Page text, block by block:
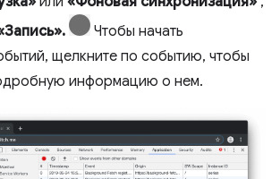
Чтобы начать
щелкните по событию, чтобы
информацию о нем.